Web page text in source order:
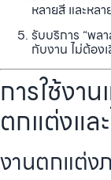
หลายสี และหล
รับบริการ “พล
กับงาน ไม่ต้อง
การใช้งา
ตกแต่งแล
งานตกแต่ง